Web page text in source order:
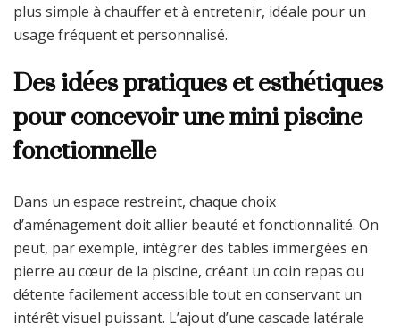
plus simple à chauffer et à entretenir, idéale pour un
usage fréquent et personnalisé.
Des idées pratiques et esthétiques
pour concevoir une mini piscine
fonctionnelle
Dans un espace restreint, chaque choix
d’aménagement doit allier beauté et fonctionnalité. On
peut, par exemple, intégrer des tables immergées en
pierre au cœur de la piscine, créant un coin repas ou
détente facilement accessible tout en conservant un
intérêt visuel puissant. L’ajout d’une cascade latérale